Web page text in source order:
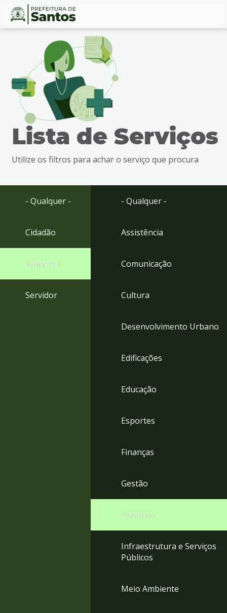
Ir
busca
Ir
Conteúdo
Lista de Serviços
Utilize os filtros para achar o serviço que procura
- Qualquer -
Cidadão
Empresa
Servidor
- Qualquer -
Assistência
Comunicação
Cultura
Desenvolvimento Urbano
Edificações
Educação
Esportes
Finanças
Gestão
Governo
Infraestrutura e Serviços
Públicos
Meio Ambiente